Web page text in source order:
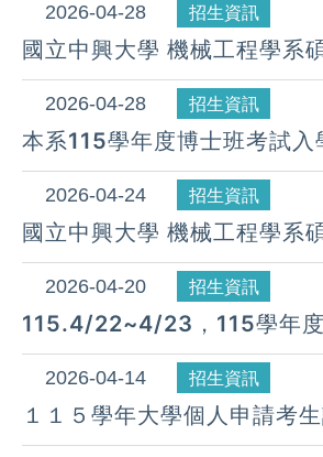
2026-04-28 招生資訊
國立中興大學 機械工程學系碩士班
度 第2梯次遞補公告( 04月
2026-04-28 招生資訊
本系115學年度博士班考試入
及面試須知
2026-04-24 招生資訊
國立中興大學 機械工程學系碩士班
度 第1梯次遞補公告( 04月
2026-04-20 招生資訊
115.4/22~4/23，115學年度
到通知
2026-04-14 招生資訊
１１５學年大學個人申請考
上報名